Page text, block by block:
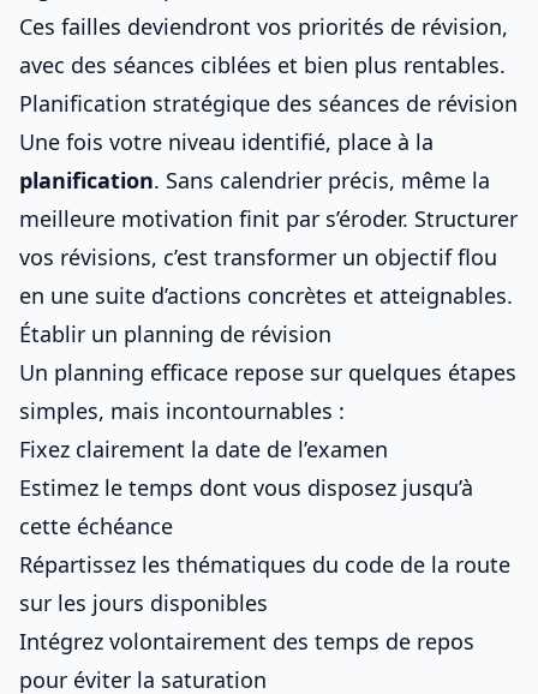
Ces failles deviendront vos priorités de révision,
avec des séances ciblées et bien plus rentables.
Planification stratégique des séances de révision
Une fois votre niveau identifié, place à la
planification. Sans calendrier précis, même la
meilleure motivation finit par s’éroder. Structurer
vos révisions, c’est transformer un objectif flou
en une suite d’actions concrètes et atteignables.
Établir un planning de révision
Un planning efficace repose sur quelques étapes
simples, mais incontournables :
Fixez clairement la date de l’examen
Estimez le temps dont vous disposez jusqu’à
cette échéance
Répartissez les thématiques du code de la route
sur les jours disponibles
Intégrez volontairement des temps de repos
pour éviter la saturation